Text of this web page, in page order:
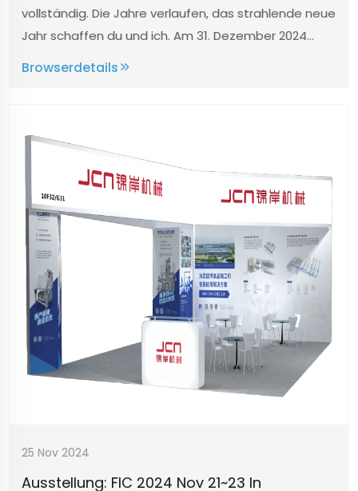
vollständig. Die Jahre verlaufen, das strahlende neue
Jahr schaffen du und ich. Am 31. Dezember 2024
Browserdetails
25 Nov 2024
Ausstellung: FIC 2024 Nov 21~23 In